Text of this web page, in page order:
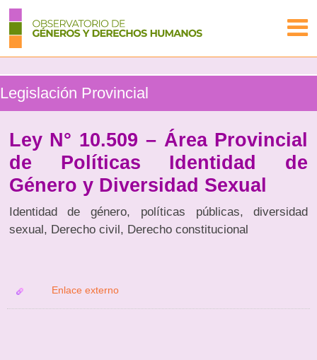
Legislación Provincial
Ley N° 10.509 – Área Provincial
de Políticas Identidad de
Género y Diversidad Sexual
Identidad de género, políticas públicas, diversidad
sexual, Derecho civil, Derecho constitucional
Enlace externo